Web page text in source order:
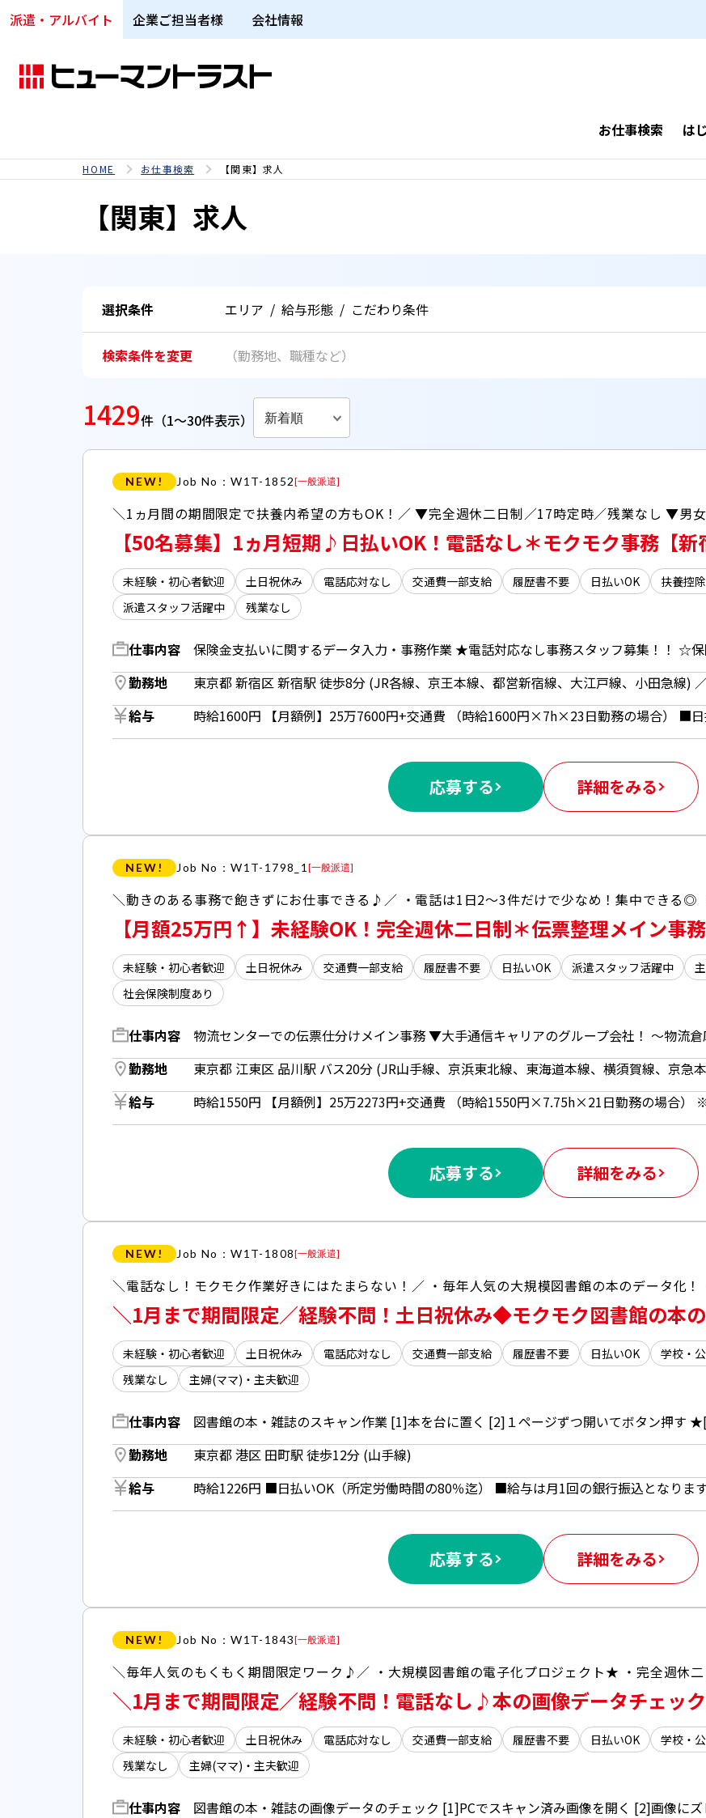
派遣・アルバイト 企業ご担当者様 会社情報
お仕事検索 は
HOME お仕事検索 【関東】求人
【関東】求人
選択条件 エリア / 給与形態 / こだわり条件
検索条件を変更 （勤務地、職種など）
1429件 （1～30件表示） 新着順
NEW! Job No：W1T-1852[一般派遣]
【50名募集】1ヵ月短期♪日払いOK！電話なし＊モクモク事務【新
未経験・初心者歓迎 土日祝休み 電話応対なし 交通費一部支給 履歴書不要 日払いOK 扶養控
派遣スタッフ活躍中
残業なし
仕事内容
勤務地
給与
応募する 詳細をみる
NEW! Job No：W1T-1798_1[一般派遣]
【月額25万円↑】未経験OK！完全週休二日制＊伝票整理メイン事
未経験・初心者歓迎 土日祝休み 交通費一部支給 履歴書不要 日払いOK 派遣スタッフ活躍中
社会保険制度あり
仕事内容
勤務地
東京都 江東区 品川駅 バス20分 (JR山手線、京浜東北線、東海道本線、横須賀線、京急
給与
応募する 詳細をみる
NEW! Job No：W1T-1808[一般派遣]
＼1月まで期間限定／経験不問！土日祝休み◆モクモク図書館の本
未経験・初心者歓迎 土日祝休み 電話応対なし 交通費一部支給 履歴書不要 日払いOK 学校・
残業なし
主婦(ママ)・主夫歓迎
仕事内容
図書館の本・雑誌のスキャン作業 [1]本を台に置く [2]１ページずつ開いてボタン押す
勤務地
東京都 港区 田町駅 徒歩12分 (山手線)
給与
応募する 詳細をみる
NEW! Job No：W1T-1843[一般派遣]
＼毎年人気のもくもく期間限定ワーク♪／ ・大規模図書館の電子化プロジェクト★ ・完全週休二
＼1月まで期間限定／経験不問！電話なし♪本の画像データチェッ
未経験・初心者歓迎 土日祝休み 電話応対なし 交通費一部支給 履歴書不要 日払いOK 学校・
残業なし
主婦(ママ)・主夫歓迎
仕事内容